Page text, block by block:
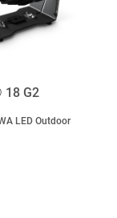
18 G2
LED Outdoor